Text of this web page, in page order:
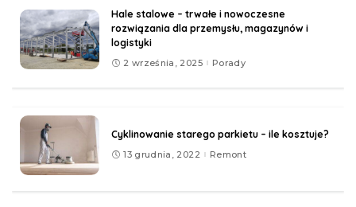
Hale stalowe – trwałe i nowoczesne
rozwiązania dla przemysłu, magazynów i
logistyki
2 września, 2025 Porady
Cyklinowanie starego parkietu – ile kosztuje?
13 grudnia, 2022 Remont